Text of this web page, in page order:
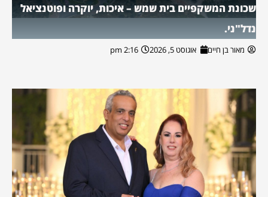
שכונת המשקפיים בית שמש – איכות, יוקרה ופוטנציאל
נדל"ני.
מאור בן חיים אוגוסט 5, 2026 2:16 pm